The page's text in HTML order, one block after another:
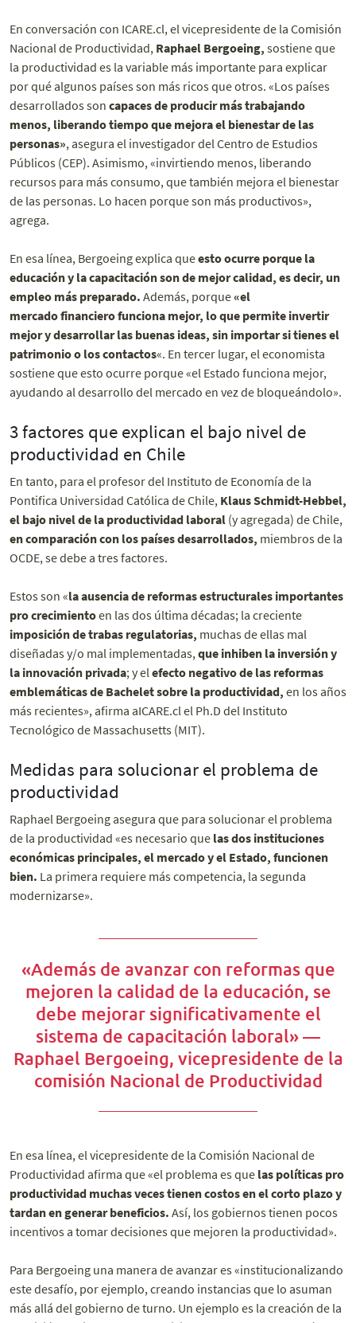
En conversación con ICARE.cl, el vicepresidente de la Comisión
Nacional de Productividad, Raphael Bergoeing, sostiene que
la productividad es la variable más importante para explicar
por qué algunos países son más ricos que otros. «Los países
desarrollados son capaces de producir más trabajando
menos, liberando tiempo que mejora el bienestar de las
personas», asegura el investigador del Centro de Estudios
Públicos (CEP). Asimismo, «invirtiendo menos, liberando
recursos para más consumo, que también mejora el bienestar
de las personas. Lo hacen porque son más productivos»,
agrega.
En esa línea, Bergoeing explica queesto ocurre porque la
educación y la capacitación son de mejor calidad, es decir, un
empleo más preparado. Además, porque«el
mercado financiero funciona mejor, lo que permite invertir
mejor y desarrollar las buenas ideas, sin importar si tienes el
patrimonio o los contactos«. En tercer lugar, el economista
sostiene que esto ocurre porque «el Estado funciona mejor,
ayudando al desarrollo del mercado en vez de bloqueándolo».
3 factores que explican el bajo nivel de
productividad en Chile
En tanto, para el profesor del Instituto de Economía de la
Pontifica Universidad Católica de Chile, Klaus Schmidt-Hebbel,
el bajo nivel de la productividad laboral (y agregada) de Chile,
en comparación con los países desarrollados, miembros de la
OCDE, se debe a tres factores.
Estos son «la ausencia de reformas estructurales importantes
pro crecimientoen las dos última décadas; la creciente
imposición de trabas regulatorias, muchas de ellas mal
diseñadas y/o mal implementadas,que inhiben la inversión y
la innovación privada; y elefecto negativo de las reformas
emblemáticas de Bacheletsobre la productividad, en los años
más recientes», afirma aICARE.cl el Ph.D del Instituto
Tecnológico de Massachusetts (MIT).
Medidas para solucionar el problema de
productividad
Raphael Bergoeing asegura que para solucionar el problema
de la productividad «es necesario que las dos instituciones
económicas principales, el mercado y el Estado, funcionen
bien. La primera requiere más competencia, la segunda
modernizarse».
«Además de avanzar con reformas que
mejoren la calidad de la educación, se
debe mejorar significativamente el
sistema de capacitación laboral» —
Raphael Bergoeing, vicepresidente de la
comisión Nacional de Productividad
En esa línea, el vicepresidente de la Comisión Nacional de
Productividad afirma que «el problema es que las políticas pro
productividad muchas veces tienen costos en el corto plazo y
tardan en generar beneficios. Así, los gobiernos tienen pocos
incentivos a tomar decisiones que mejoren la productividad».
Para Bergoeing una manera de avanzar es «institucionalizando
este desafío, por ejemplo, creando instancias que lo asuman
más allá del gobierno de turno. Un ejemplo es la creación de la